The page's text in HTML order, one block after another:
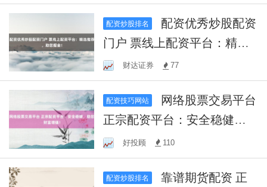
配资炒股排名
门户 票线上配资平台：精选
推荐，助您掘金！
财达证券 77
配资技巧网站
正宗配资平台：安全稳健，
助您财富增值！
好投顾 110
配资炒股排名
靠谱期货配资 正